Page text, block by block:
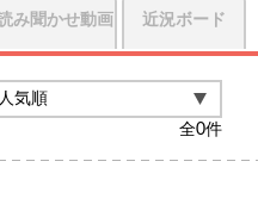
み聞かせ動画 近況ボード
全0件